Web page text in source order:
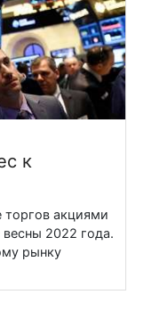
к
торгов акциями
2022 года.
рынку